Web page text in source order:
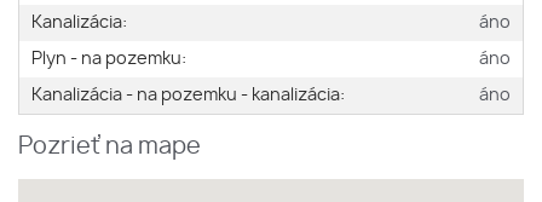
Kanalizácia:
áno
Plyn - na pozemku:
áno
Kanalizácia - na pozemku - kanalizácia:
áno
Pozrieť na mape